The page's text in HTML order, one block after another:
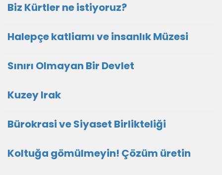
Biz Kürtler ne istiyoruz?
Halepçe katliamı ve insanlık Müzesi
Sınırı Olmayan Bir Devlet
Kuzey Irak
Bürokrasi ve Siyaset Birlikteliği
Koltuğa gömülmeyin! Çözüm üretin